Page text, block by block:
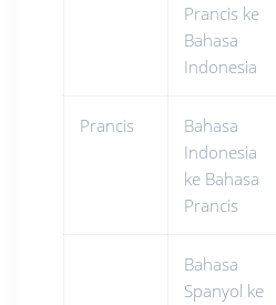
Prancis ke
Bahasa
Indonesia
Prancis
Bahasa
Indonesia
ke Bahasa
Prancis
Bahasa
Spanyol ke